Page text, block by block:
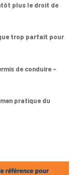
plus le droit de
trop parfait pour
de conduire –
pratique du